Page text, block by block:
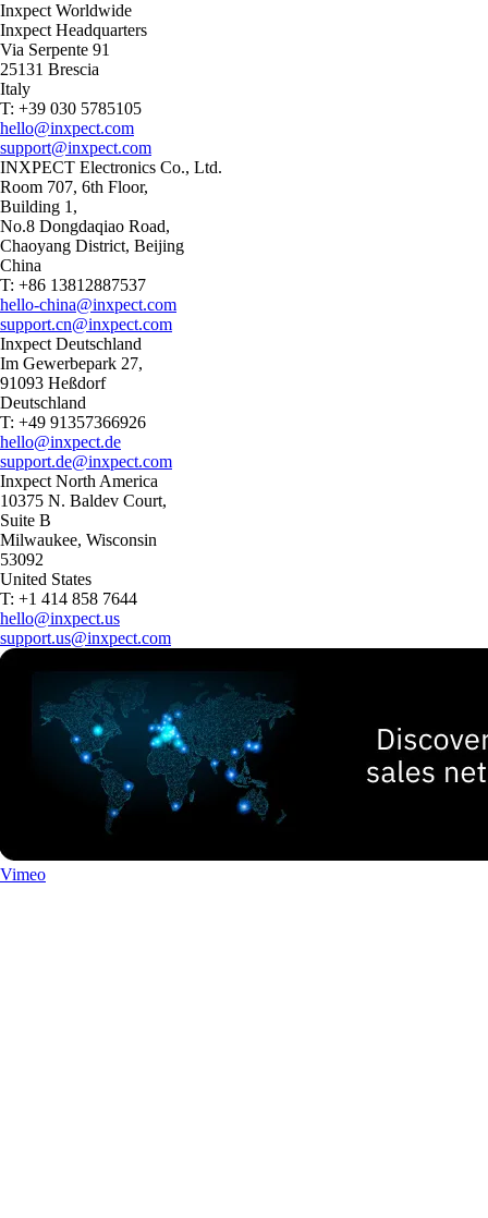
Inxpect Worldwide
Inxpect Headquarters
Via Serpente 91
25131 Brescia
Italy
T: +39 030 5785105
hello@inxpect.com
support@inxpect.com
INXPECT Electronics Co., Ltd.
Room 707, 6th Floor,
Building 1,
No.8 Dongdaqiao Road,
Chaoyang District, Beijing
China
T: +86 13812887537
hello-china@inxpect.com
support.cn@inxpect.com
Inxpect Deutschland
Im Gewerbepark 27,
91093 Heßdorf
Deutschland
T: +49 91357366926
hello@inxpect.de
support.de@inxpect.com
Inxpect North America
10375 N. Baldev Court,
Suite B
Milwaukee, Wisconsin
53092
United States
T: +1 414 858 7644
hello@inxpect.us
support.us@inxpect.com
Vimeo